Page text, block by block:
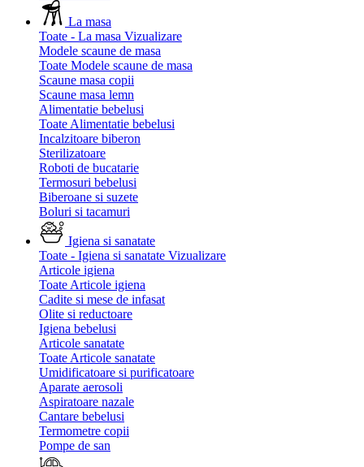
La masa
Toate - La masa Vizualizare
Modele scaune de masa
Toate Modele scaune de masa
Scaune masa copii
Scaune masa lemn
Alimentatie bebelusi
Toate Alimentatie bebelusi
Incalzitoare biberon
Sterilizatoare
Roboti de bucatarie
Termosuri bebelusi
Biberoane si suzete
Boluri si tacamuri
Igiena si sanatate
Toate - Igiena si sanatate Vizualizare
Articole igiena
Toate Articole igiena
Cadite si mese de infasat
Olite si reductoare
Igiena bebelusi
Articole sanatate
Toate Articole sanatate
Umidificatoare si purificatoare
Aparate aerosoli
Aspiratoare nazale
Cantare bebelusi
Termometre copii
Pompe de san